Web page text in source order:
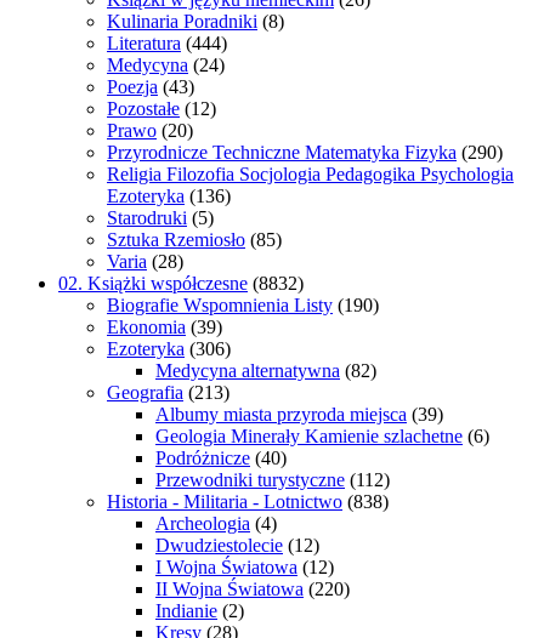
Kulinaria Poradniki (8)
Literatura (444)
Medycyna (24)
Poezja (43)
Pozostałe (12)
Prawo (20)
Przyrodnicze Techniczne Matematyka Fizyka (290)
Religia Filozofia Socjologia Pedagogika Psychologia
Ezoteryka (136)
Starodruki (5)
Sztuka Rzemiosło (85)
Varia (28)
02. Książki współczesne (8832)
Biografie Wspomnienia Listy (190)
Ekonomia (39)
Ezoteryka (306)
Medycyna alternatywna (82)
Geografia (213)
Albumy miasta przyroda miejsca (39)
Geologia Minerały Kamienie szlachetne (6)
Podróżnicze (40)
Przewodniki turystyczne (112)
Historia - Militaria - Lotnictwo (838)
Archeologia (4)
Dwudziestolecie (12)
I Wojna Światowa (12)
II Wojna Światowa (220)
Indianie (2)
Kresy (28)